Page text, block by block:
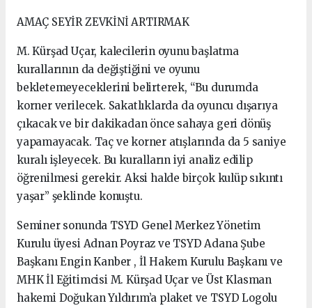
AMAÇ SEYİR ZEVKİNİ ARTIRMAK
M. Kürşad Uçar, kalecilerin oyunu başlatma
kurallarının da değiştiğini ve oyunu
bekletemeyeceklerini belirterek, “Bu durumda
korner verilecek. Sakatlıklarda da oyuncu dışarıya
çıkacak ve bir dakikadan önce sahaya geri dönüş
yapamayacak. Taç ve korner atışlarında da 5 saniye
kuralı işleyecek. Bu kuralların iyi analiz edilip
öğrenilmesi gerekir. Aksi halde birçok kulüp sıkıntı
yaşar” şeklinde konuştu.
Seminer sonunda TSYD Genel Merkez Yönetim
Kurulu üyesi Adnan Poyraz ve TSYD Adana Şube
Başkanı Engin Kanber , İl Hakem Kurulu Başkanı ve
MHK İl Eğitimcisi M. Kürşad Uçar ve Üst Klasman
hakemi Doğukan Yıldırım’a plaket ve TSYD Logolu